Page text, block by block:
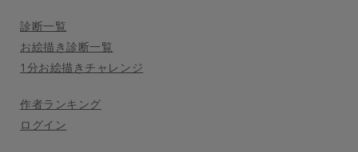
診断一覧
お絵描き診断一覧
1分お絵描きチャレンジ
作者ランキング
ログイン